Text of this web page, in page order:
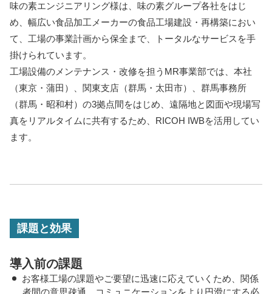
味の素エンジニアリング様は、味の素グループ各社をはじ
め、幅広い食品加工メーカーの食品工場建設・再構築におい
て、工場の事業計画から保全まで、トータルなサービスを手
掛けられています。
工場設備のメンテナンス・改修を担うMR事業部では、本社
（東京・蒲田）、関東支店（群馬・太田市）、群馬事務所
（群馬・昭和村）の3拠点間をはじめ、遠隔地と図面や現場写
真をリアルタイムに共有するため、RICOH IWBを活用してい
ます。
課題と効果
導入前の課題
お客様工場の課題やご要望に迅速に応えていくため、関係
者間の意思疎通、コミュニケーションをより円滑にする必